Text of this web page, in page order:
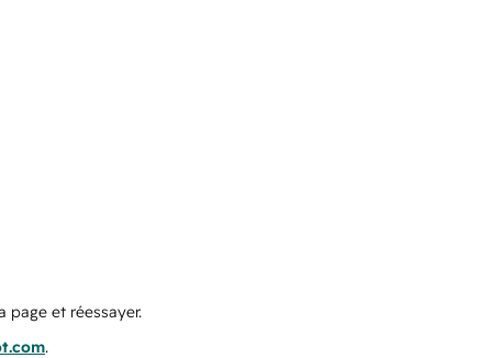
page et réessayer.
.